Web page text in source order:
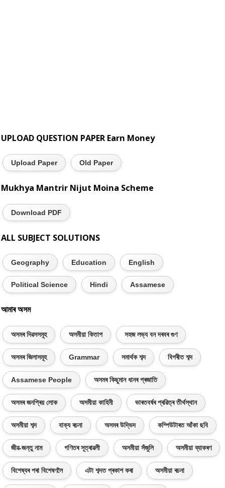
UPLOAD QUESTION PAPER Earn Money
Upload Paper Old Paper
Mukhya Mantrir Nijut Moina Scheme
Download PDF
ALL SUBJECT SOLUTIONS
Geography Education English
Political Science Hindi Assamese
আমাৰ অসম
অসমৰ দিৱসসমূহ অসমীয়া কিতাপ সহজ লভ্য বন দৰবৰ গুণ
অসমৰ জিলাসমূহ Grammar সমাৰ্থক শব্দ বিপৰীত শব্দ
Assamese People অসমৰ কিছুমান ধানৰ প্ৰজাতি
অসমৰ জনপ্ৰিয় লোক অসমীয়া কাহিনী ভাৰতবৰ্ষৰ প্ৰৱিত্ৰ তীৰ্থস্থান
অসমীয়া শব্দ বাক্য ৰচনা অসমৰ উদ্ভিদ কম্পিউটাৰত আঁকা ছবি
জীৱ-জন্তু নাম গণিতৰ সূত্ৰাৱলী অসমীয়া সঁজুলি অসমীয়া ব্যাকৰণ
বিশেষ্যৰ পৰা বিশেষণলৈ এটা শব্দত প্ৰকাশ কৰা অসমীয়া ৰচনা